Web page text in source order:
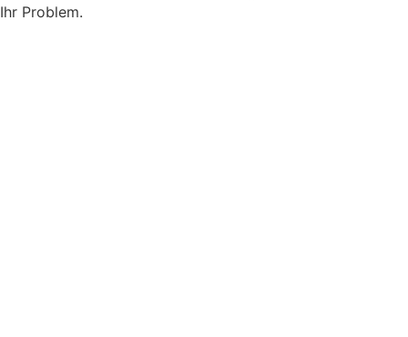
Ihr Problem.